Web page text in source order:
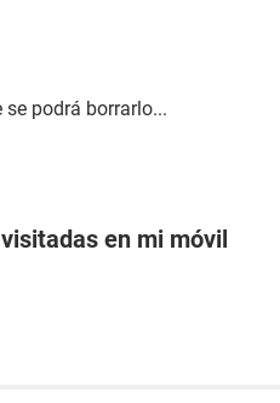
podrá borrarlo...
en mi móvil